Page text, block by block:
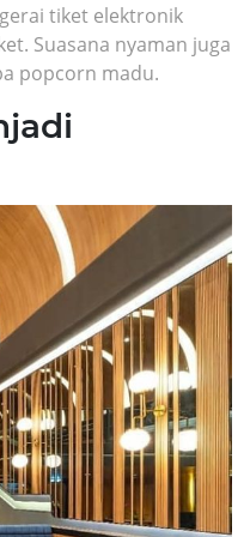
tiket elektronik
Suasana nyaman juga
popcorn madu.